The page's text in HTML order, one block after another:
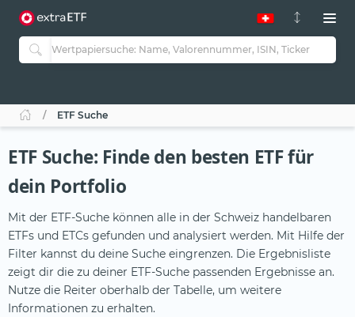
ETF Suche
ETF Suche: Finde den besten ETF für
dein Portfolio
Mit der ETF-Suche können alle in der Schweiz handelbaren
ETFs und ETCs gefunden und analysiert werden. Mit Hilfe der
Filter kannst du deine Suche eingrenzen. Die Ergebnisliste
zeigt dir die zu deiner ETF-Suche passenden Ergebnisse an.
Nutze die Reiter oberhalb der Tabelle, um weitere
Informationen zu erhalten.